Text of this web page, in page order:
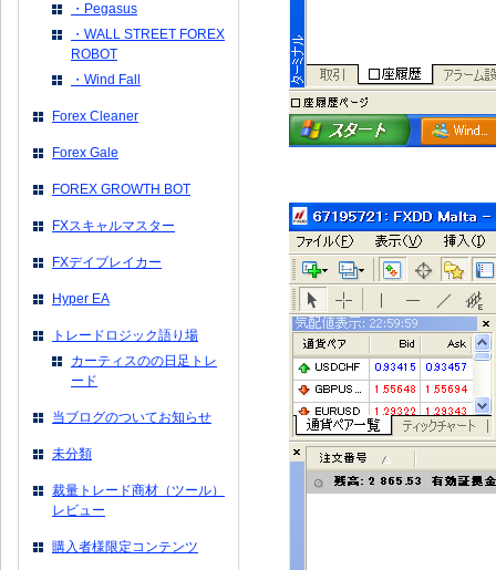
・Pegasus
・WALL STREET FOREX
ROBOT
・Wind Fall
Forex Cleaner
Forex Gale
FOREX GROWTH BOT
FXスキャルマスター
FXデイブレイカー
Hyper EA
トレードロジック語り場
カーティスのの日足トレ
ード
当ブログのついてお知らせ
未分類
裁量トレード商材（ツール）
レビュー
購入者様限定コンテンツ